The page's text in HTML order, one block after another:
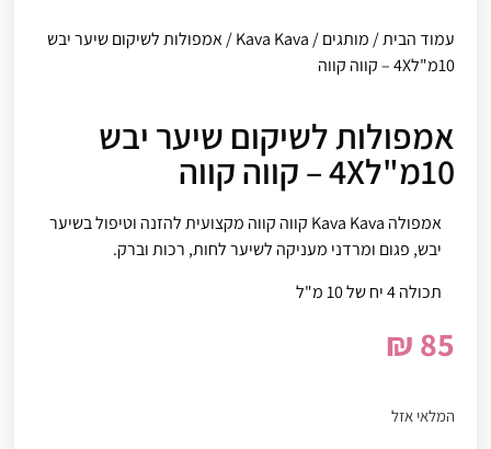
עמוד הבית/מותגים/
Kava Kava/ אמפולות לשיקום שיער יבש
10מ"ל4X – קווה קווה
אמפולות לשיקום שיער יבש
10מ"ל4X – קווה קווה
אמפולה Kava Kava קווה קווה מקצועית להזנה וטיפול בשיער
יבש, פגום ומרדני מעניקה לשיער לחות, רכות וברק.
תכולה 4 יח של 10 מ"ל
₪ 85
המלאי אזל